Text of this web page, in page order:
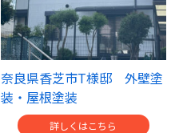
奈良県香芝市T様邸 外壁塗
装・屋根塗装
詳しくはこちら